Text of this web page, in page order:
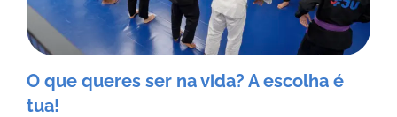
O que queres ser na vida? A escolha é
tua!